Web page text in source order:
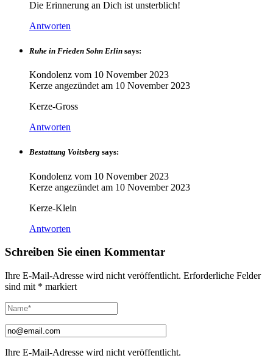
Die Erinnerung an Dich ist unsterblich!
Antworten
Ruhe in Frieden Sohn Erlin says:
Kondolenz vom 10 November 2023
Kerze angezündet am 10 November 2023
Kerze-Gross
Antworten
Bestattung Voitsberg says:
Kondolenz vom 10 November 2023
Kerze angezündet am 10 November 2023
Kerze-Klein
Antworten
Schreiben Sie einen Kommentar
Ihre E-Mail-Adresse wird nicht veröffentlicht. Erforderliche Felder
sind mit * markiert
Ihre E-Mail-Adresse wird nicht veröffentlicht.